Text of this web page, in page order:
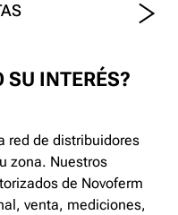
SU INTERÉS?
red de distribuidores
zona. Nuestros
de Novoferm
venta, mediciones,